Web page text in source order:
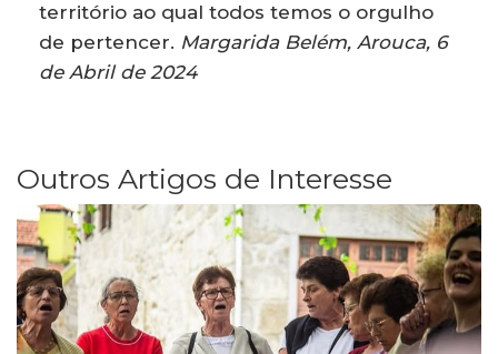
território ao qual todos temos o orgulho
de pertencer. Margarida Belém, Arouca, 6
de Abril de 2024
Outros Artigos de Interesse